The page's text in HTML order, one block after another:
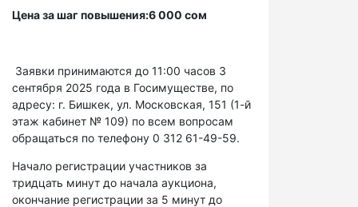
Цена за шаг повышения:6 000 сом
Заявки принимаются до 11:00 часов 3
сентября 2025 года в Госимуществе, по
адресу: г. Бишкек, ул. Московская, 151 (1-й
этаж кабинет № 109) по всем вопросам
обращаться по телефону 0 312 61-49-59.
Начало регистрации участников за
тридцать минут до начала аукциона,
окончание регистрации за 5 минут до